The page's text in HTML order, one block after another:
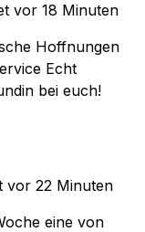
vor 18 Minuten
Hoffnungen
Echt
bei euch!
vor 22 Minuten
eine von